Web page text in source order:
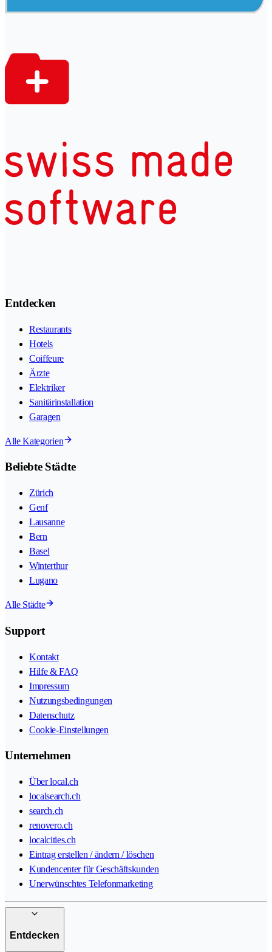
Entdecken
Restaurants
Hotels
Coiffeure
Ärzte
Elektriker
Sanitärinstallation
Garagen
Alle Kategorien
Beliebte Städte
Zürich
Genf
Lausanne
Bern
Basel
Winterthur
Lugano
Alle Städte
Support
Kontakt
Hilfe & FAQ
Impressum
Nutzungsbedingungen
Datenschutz
Cookie-Einstellungen
Unternehmen
Über local.ch
localsearch.ch
search.ch
renovero.ch
localcities.ch
Eintrag erstellen / ändern / löschen
Kundencenter für Geschäftskunden
Unerwünschtes Telefonmarketing
Entdecken